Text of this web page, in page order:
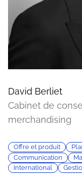
David Berliet
Cabinet de
merchandising
Offre et produit
Communication
International